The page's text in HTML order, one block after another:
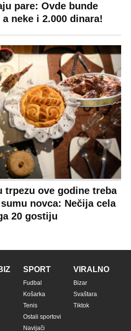
pare: Ovde bunde
neke i 2.000 dinara!
trpezu ove godine treba
novca: Nečija cela
20 gostiju
SPORT
Fudbal
Košarka
Tenis
Ostali sportovi
Navijači
VIRALNO
Bizar
Svaštara
Tiktok